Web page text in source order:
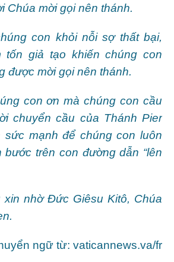
Chúa mời gọi nên thánh.
con khỏi nỗi sợ thất bại,
tốn giả tạo khiến chúng con
được mời gọi nên thánh.
con ơn mà chúng con cầu
chuyển cầu của Thánh Pier
sức mạnh để chúng con luôn
bước trên con đường dẫn “lên
xin nhờ Đức Giêsu Kitô, Chúa
ngữ từ: vaticannews.va/fr